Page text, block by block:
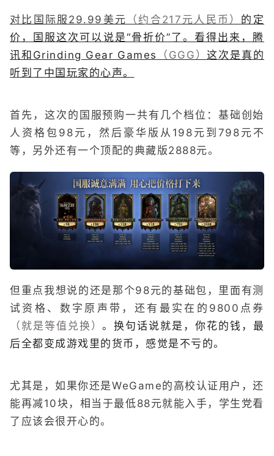
对比国际服29.99美元 （约合217元人民币） 的定
价，国服这次可以说是“骨折价”了。看得出来，腾
讯和Grinding Gear Games
（GGG）这次是真的
听到了中国玩家的心声。
首先，这次的国服预购一共有几个档位：基础创始
人资格包98元，然后豪华版从198元到798元不
等，另外还有一个顶配的典藏版2888元。
但重点我想说的还是那个98元的基础包，里面有测
试资格、数字原声带，还有最实在的9800点券
（就是等值兑换）。换句话说就是，你花的钱，最
后全都变成游戏里的货币，感觉是不亏的。
尤其是，如果你还是WeGame的高校认证用户，还
能再减10块，相当于最低88元就能入手，学生党看
了应该会很开心的。